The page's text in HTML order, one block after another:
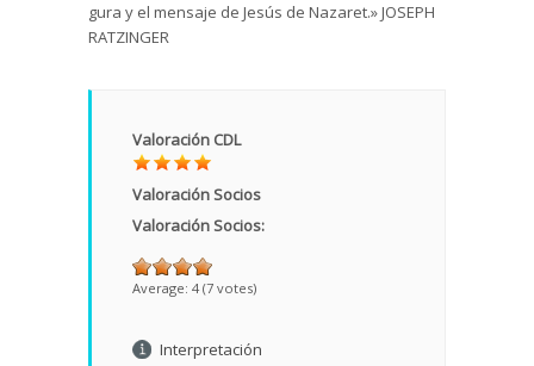
gura y el mensaje de Jesús de Nazaret.» JOSEPH
RATZINGER
Valoración CDL
Valoración Socios
Valoración Socios:
Average: 4 (7 votes)
Interpretación